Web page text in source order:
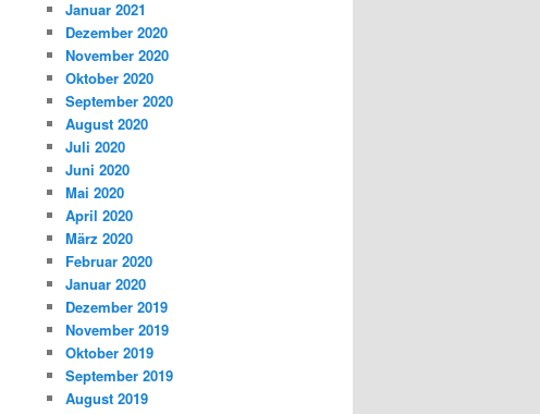
Januar 2021
Dezember 2020
November 2020
Oktober 2020
September 2020
August 2020
Juli 2020
Juni 2020
Mai 2020
April 2020
März 2020
Februar 2020
Januar 2020
Dezember 2019
November 2019
Oktober 2019
September 2019
August 2019